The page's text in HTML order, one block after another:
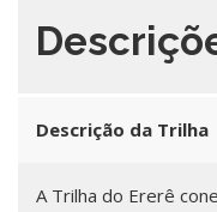
Descrição da Trilha
A Trilha do Ererê